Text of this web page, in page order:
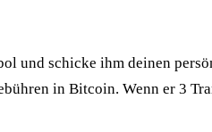
und schicke ihm deinen
in Bitcoin. Wenn er 3